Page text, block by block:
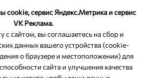
cookie, сервис Яндекс.Метрика и сервис
VK Реклама.
с сайтом, вы соглашаетесь на сбор и
данных вашего устройства (cookie-
о браузере и местоположении) для
сайта и улучшения качества
ОБРАТНАЯ СВЯЗЬ